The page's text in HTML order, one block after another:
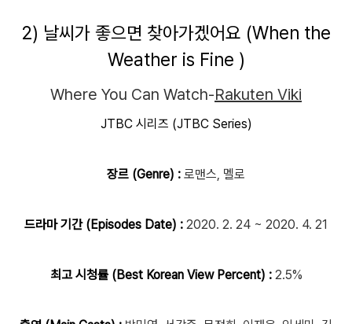
2) 날씨가 좋으면 찾아가겠어요 (When the
Weather is Fine )
Where You Can Watch-Rakuten Viki
JTBC 시리즈 (JTBC Series)
장르 (Genre) : 로맨스, 멜로
드라마 기간 (Episodes Date) : 2020. 2. 24 ~ 2020. 4. 21
최고 시청률 (Best Korean View Percent) :2.5%